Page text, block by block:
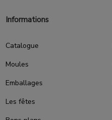
Informations
Catalogue
Moules
Emballages
Les fêtes